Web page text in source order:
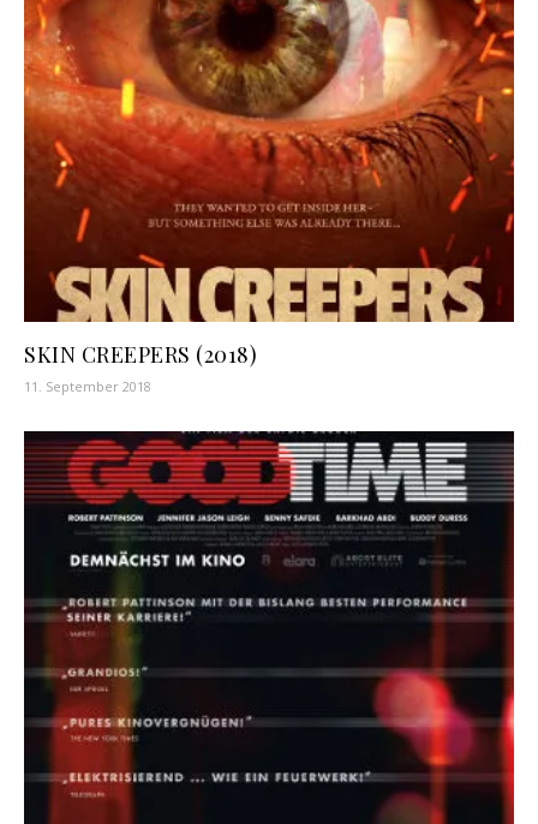
SKIN CREEPERS (2018)
11. September 2018